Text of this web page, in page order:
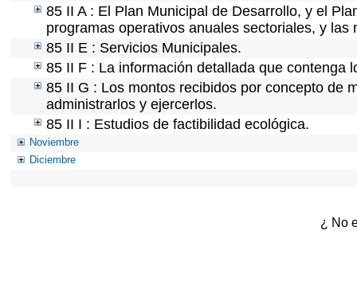
85 II A : El Plan Municipal de Desarrollo, y el
programas operativos anuales sectoriales, y
85 II E : Servicios Municipales.
85 II F : La información detallada que contenga
85 II G : Los montos recibidos por concepto de
administrarlos y ejercerlos.
85 II I : Estudios de factibilidad ecológica.
Noviembre
Diciembre
¿ No